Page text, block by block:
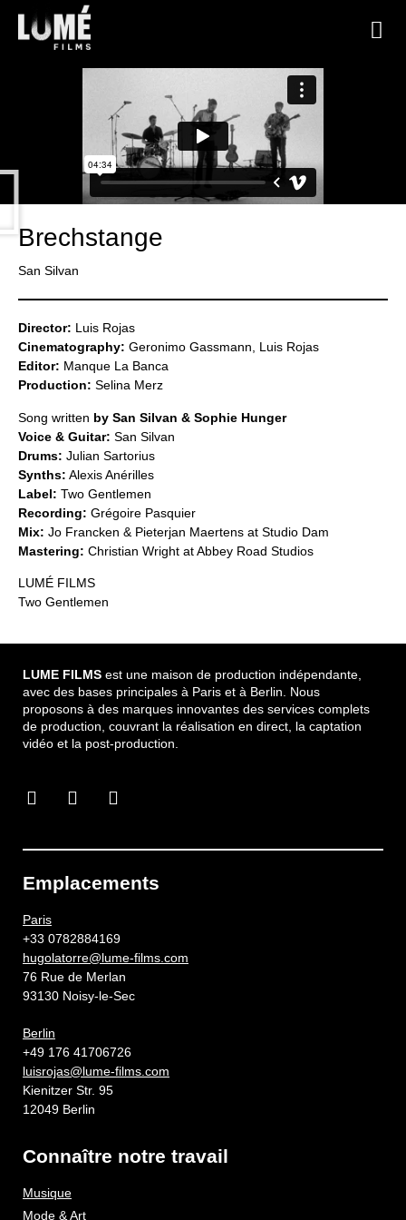
Brechstange
San Silvan
Director: Luis Rojas
Cinematography: Geronimo Gassmann, Luis Rojas
Editor: Manque La Banca
Production: Selina Merz
Song written by San Silvan & Sophie Hunger
Voice & Guitar: San Silvan
Drums: Julian Sartorius
Synths: Alexis Anérilles
Label: Two Gentlemen
Recording: Grégoire Pasquier
Mix: Jo Francken & Pieterjan Maertens at Studio Dam
Mastering: Christian Wright at Abbey Road Studios
LUMÉ FILMS
Two Gentlemen
LUME FILMS est une maison de production indépendante,
avec des bases principales à Paris et à Berlin. Nous
proposons à des marques innovantes des services complets
de production, couvrant la réalisation en direct, la captation
vidéo et la post-production.
Emplacements
Paris
+33 0782884169
hugolatorre@lume-films.com
76 Rue de Merlan
93130 Noisy-le-Sec
Berlin
+49 176 41706726
luisrojas@lume-films.com
Kienitzer Str. 95
12049 Berlin
Connaître notre travail
Musique
Mode & Art